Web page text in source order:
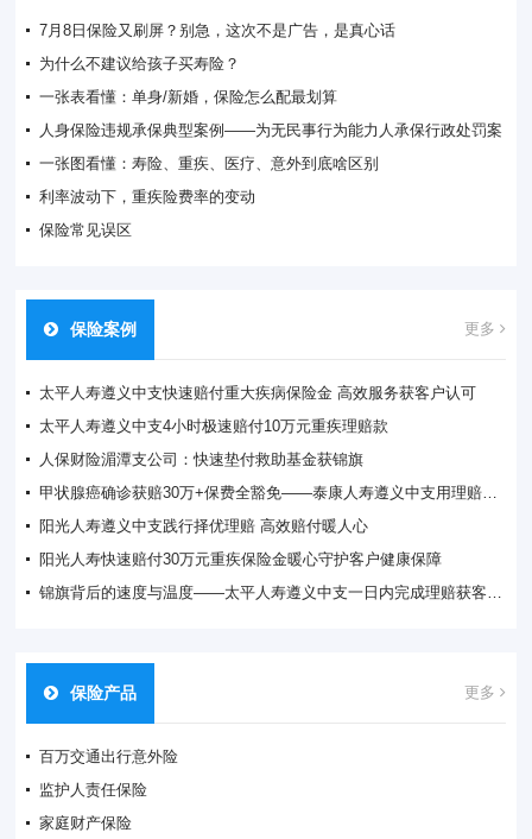
7月8日保险又刷屏？别急，这次不是广告，是真心话
为什么不建议给孩子买寿险？
一张表看懂：单身/新婚，保险怎么配最划算
人身保险违规承保典型案例——为无民事行为能力人承保行政处罚案
一张图看懂：寿险、重疾、医疗、意外到底啥区别
利率波动下，重疾险费率的变动
保险常见误区
保险案例 更多
太平人寿遵义中支快速赔付重大疾病保险金 高效服务获客户认可
太平人寿遵义中支4小时极速赔付10万元重疾理赔款
人保财险湄潭支公司：快速垫付救助基金获锦旗
甲状腺癌确诊获赔30万+保费全豁免——泰康人寿遵义中支用理赔守护家庭希望
阳光人寿遵义中支践行择优理赔 高效赔付暖人心
阳光人寿快速赔付30万元重疾保险金暖心守护客户健康保障
锦旗背后的速度与温度——太平人寿遵义中支一日内完成理赔获客户赞誉
保险产品 更多
百万交通出行意外险
监护人责任保险
家庭财产保险